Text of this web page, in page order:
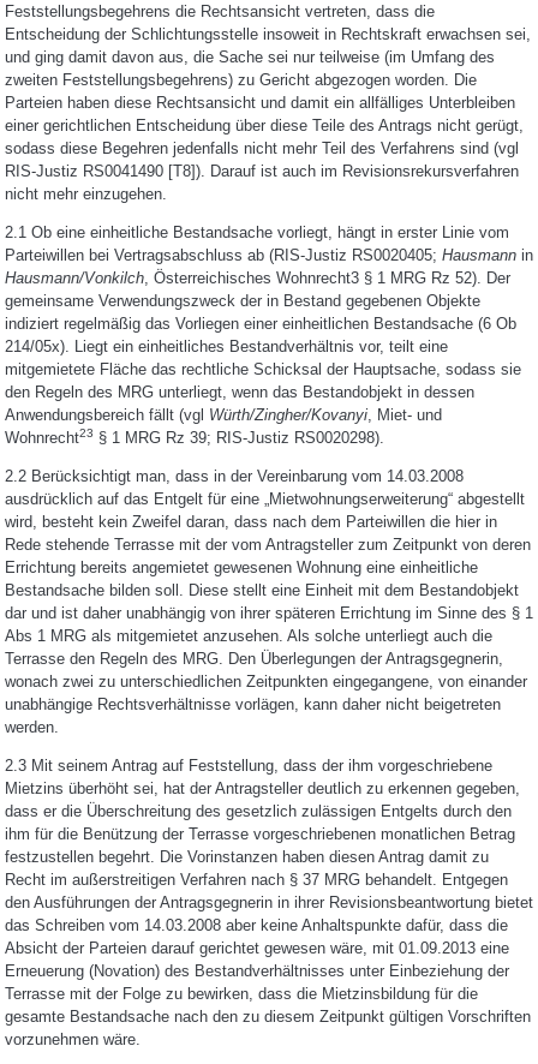
Feststellungsbegehrens die Rechtsansicht vertreten, dass die
Entscheidung der Schlichtungsstelle insoweit in Rechtskraft erwachsen sei,
und ging damit davon aus, die Sache sei nur teilweise (im Umfang des
zweiten Feststellungsbegehrens) zu Gericht abgezogen worden. Die
Parteien haben diese Rechtsansicht und damit ein allfälliges Unterbleiben
einer gerichtlichen Entscheidung über diese Teile des Antrags nicht gerügt,
sodass diese Begehren jedenfalls nicht mehr Teil des Verfahrens sind (vgl
RIS-Justiz RS0041490 [T8]). Darauf ist auch im Revisionsrekursverfahren
nicht mehr einzugehen.
2.1 Ob eine einheitliche Bestandsache vorliegt, hängt in erster Linie vom
Parteiwillen bei Vertragsabschluss ab (RIS-Justiz RS0020405; Hausmannin
Hausmann/Vonkilch, Österreichisches Wohnrecht3 § 1 MRG Rz 52). Der
gemeinsame Verwendungszweck der in Bestand gegebenen Objekte
indiziert regelmäßig das Vorliegen einer einheitlichen Bestandsache (6 Ob
214/05x). Liegt ein einheitliches Bestandverhältnis vor, teilt eine
mitgemietete Fläche das rechtliche Schicksal der Hauptsache, sodass sie
den Regeln des MRG unterliegt, wenn das Bestandobjekt in dessen
Anwendungsbereich fällt (vgl Würth/Zingher/Kovanyi, Miet- und
Wohnrecht23 § 1 MRG Rz 39; RIS-Justiz RS0020298).
2.2 Berücksichtigt man, dass in der Vereinbarung vom 14.03.2008
ausdrücklich auf das Entgelt für eine „Mietwohnungserweiterung“ abgestellt
wird, besteht kein Zweifel daran, dass nach dem Parteiwillen die hier in
Rede stehende Terrasse mit der vom Antragsteller zum Zeitpunkt von deren
Errichtung bereits angemietet gewesenen Wohnung eine einheitliche
Bestandsache bilden soll. Diese stellt eine Einheit mit dem Bestandobjekt
dar und ist daher unabhängig von ihrer späteren Errichtung im Sinne des § 1
Abs 1 MRG als mitgemietet anzusehen. Als solche unterliegt auch die
Terrasse den Regeln des MRG. Den Überlegungen der Antragsgegnerin,
wonach zwei zu unterschiedlichen Zeitpunkten eingegangene, von einander
unabhängige Rechtsverhältnisse vorlägen, kann daher nicht beigetreten
werden.
2.3 Mit seinem Antrag auf Feststellung, dass der ihm vorgeschriebene
Mietzins überhöht sei, hat der Antragsteller deutlich zu erkennen gegeben,
dass er die Überschreitung des gesetzlich zulässigen Entgelts durch den
ihm für die Benützung der Terrasse vorgeschriebenen monatlichen Betrag
festzustellen begehrt. Die Vorinstanzen haben diesen Antrag damit zu
Recht im außerstreitigen Verfahren nach § 37 MRG behandelt. Entgegen
den Ausführungen der Antragsgegnerin in ihrer Revisionsbeantwortung bietet
das Schreiben vom 14.03.2008 aber keine Anhaltspunkte dafür, dass die
Absicht der Parteien darauf gerichtet gewesen wäre, mit 01.09.2013 eine
Erneuerung (Novation) des Bestandverhältnisses unter Einbeziehung der
Terrasse mit der Folge zu bewirken, dass die Mietzinsbildung für die
gesamte Bestandsache nach den zu diesem Zeitpunkt gültigen Vorschriften
vorzunehmen wäre.